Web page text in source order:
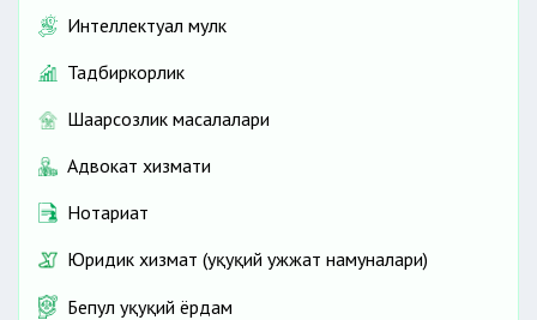
Интеллектуал мулк
Тадбиркорлик
Шаҳарсозлик масалалари
Адвокат хизмати
Нотариат
Юридик хизмат (ҳуқуқий ҳужжат намуналари)
Бепул ҳуқуқий ёрдам